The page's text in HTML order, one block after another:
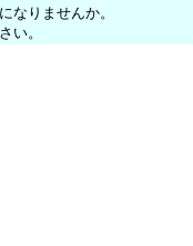
なりませんか。
い。